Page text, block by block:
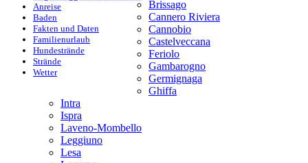
Anreise
Baden
Fakten und Daten
Familienurlaub
Hundestrände
Strände
Wetter
Brissago
Cannero Riviera
Cannobio
Castelveccana
Feriolo
Gambarogno
Germignaga
Ghiffa
Intra
Ispra
Laveno-Mombello
Leggiuno
Lesa